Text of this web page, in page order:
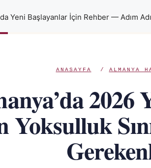
Yeni Başlayanlar İçin Rehber — Adım
ANASAYFA / ALMANYA
2026
Yoksulluk